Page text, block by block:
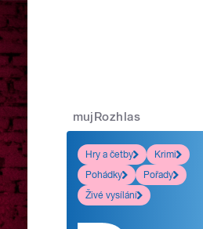
mujRozhlas
Hry a četby
Krimi
Pohádky
Pořady
Živé vysílání